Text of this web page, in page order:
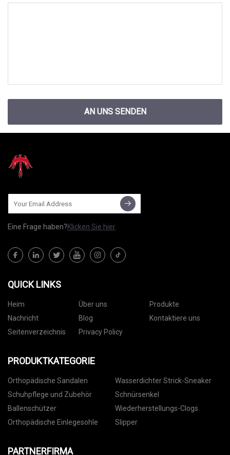
AN UNS SENDEN
Eine Frage haben?Klicken Sie hier
QUICK LINKS
Heim Über uns
Produkte
Nachricht
Blog
Kontaktiere uns
Seitenverzeichnis
Privacy Policy
PRODUKTKATEGORIE
Orthopädische Sandalen
Wasserdichter Strick-Sneaker
Schuhpflege und Zubehör
Schnürsenkel
Ballenschützer
Wiederherstellungs-Clogs
Orthopädische Einlegesohle
Slipper
PARTNERFIRMA